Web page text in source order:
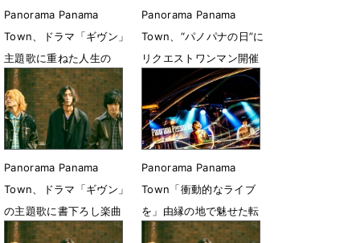
Panorama Panama
Town、ドラマ「ギヴン」
主題歌に重ねた人生の
瑞々しい瞬間
8月28日 12時00分
Panorama Panama
Town、“パノパナの日”に
リクエストワンマン開催
7月2日 22時33分
Panorama Panama
Town、ドラマ「ギヴン」
の主題歌に書下ろし楽曲
決定
Panorama Panama
Town「衝動的なライブ
を」由縁の地で魅せた転
がり続ける姿勢